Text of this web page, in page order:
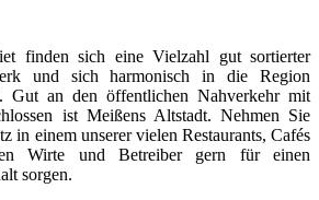
finden sich eine Vielzahl gut sortierter
und sich harmonisch in die Region
Gut an den öffentlichen Nahverkehr mit
ist Meißens Altstadt. Nehmen Sie
in einem unserer vielen Restaurants, Cafés
Wirte und Betreiber gern für einen
sorgen.